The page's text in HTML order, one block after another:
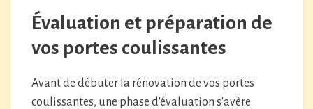
Évaluation et préparation de
vos portes coulissantes
Avant de débuter la rénovation de vos portes
coulissantes, une phase d'évaluation s'avère